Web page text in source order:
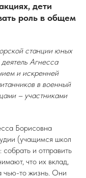
дети
роль в общем
станции юных
Агнесса
и искренней
в военный
– участниками
Борисовна
(учащимся школ
и отправить
что их вклад,
чью-то жизнь. Они